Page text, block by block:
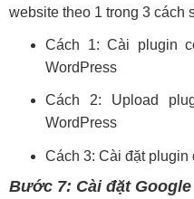
website theo 1 trong 3 cách
Cách 1: Cài plugin
WordPress
Cách 2: Upload
WordPress
Cách 3: Cài đặt plugin
Bước 7: Cài đặt